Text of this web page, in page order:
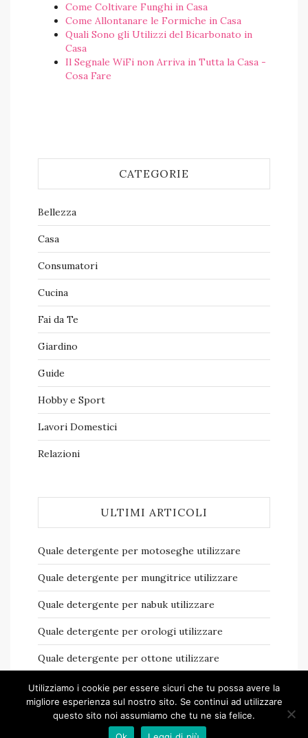
Come Coltivare Funghi in Casa
Come Allontanare le Formiche in Casa
Quali Sono gli Utilizzi del Bicarbonato in
Casa
Il Segnale WiFi non Arriva in Tutta la Casa -
Cosa Fare
CATEGORIE
Bellezza
Casa
Consumatori
Cucina
Fai da Te
Giardino
Guide
Hobby e Sport
Lavori Domestici
Relazioni
ULTIMI ARTICOLI
Quale detergente per motoseghe​ utilizzare
Quale detergente per mungitrice​ utilizzare
Quale detergente per nabuk​ utilizzare
Quale detergente per orologi​ utilizzare
Quale detergente per ottone​ utilizzare
Utilizziamo i cookie per essere sicuri che tu possa avere la
migliore esperienza sul nostro sito. Se continui ad utilizzare
questo sito noi assumiamo che tu ne sia felice.